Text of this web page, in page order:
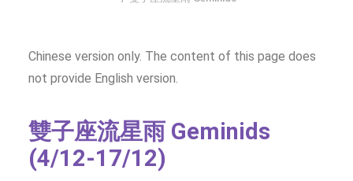
Chinese version only. The content of this page does
not provide English version.
雙子座流星雨 Geminids
(4/12-17/12)